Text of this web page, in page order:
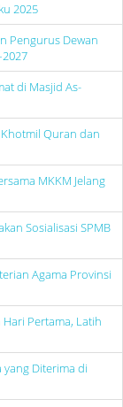
2025
Pengurus Dewan
di Masjid As-
Quran dan
MKKM Jelang
Sosialisasi SPMB
Agama Provinsi
Pertama, Latih
yang Diterima di